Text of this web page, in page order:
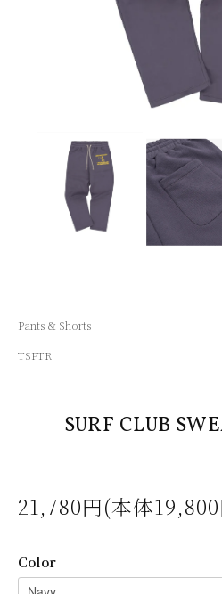
Pants & Shorts
TSPTR
SURF CLUB
21,780円(本体
Color